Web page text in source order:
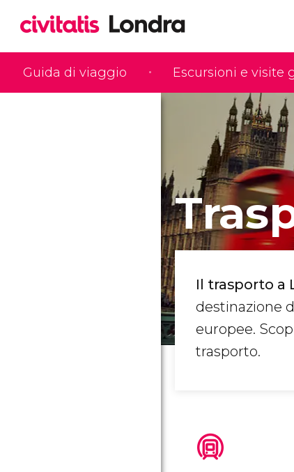
Guida di viaggio Escursioni e visite
Il trasporto a
destinazione
europee.
trasporto.